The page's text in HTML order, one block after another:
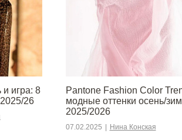
и игра: 8
26
Pantone Fashion Color
модные оттенки осень/
2025/2026
07.02.2025 Нина Конская